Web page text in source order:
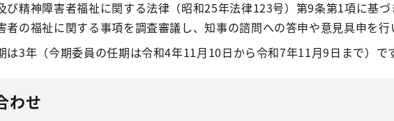
び精神障害者福祉に関する法律（昭和25年法律123号）第9条第1項に基
者の福祉に関する事項を調査審議し、知事の諮問への答申や意見具申を行
は3年（今期委員の任期は令和4年11月10日から令和7年11月9日まで）です
わせ